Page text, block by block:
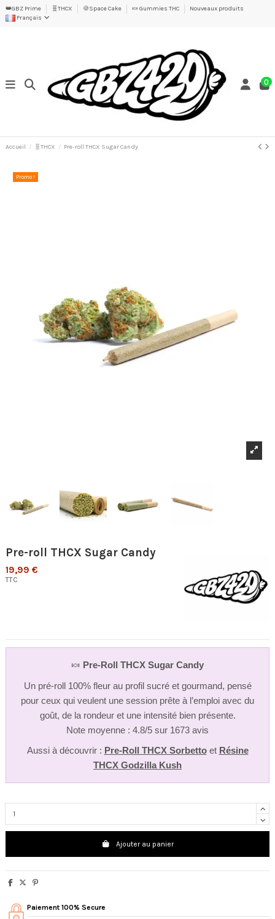
👑GBZ Prime 🧬THCX 🍪Space Cake 🍬 Gummies THC
Nouveaux produits
Français
0
Accueil 🧬THCX Pre-roll THCX Sugar Candy
Promo !
Pre-roll THCX Sugar Candy
19,99 €
TTC
🍬 Pre-Roll THCX Sugar Candy
Un pré-roll 100% fleur au profil sucré et gourmand, pensé
pour ceux qui veulent une session prête à l’emploi avec du
goût, de la rondeur et une intensité bien présente.
Note moyenne : 4.8/5 sur 1673 avis
Aussi à découvrir : Pre-Roll THCX Sorbettoet Résine
THCX Godzilla Kush
Ajouter au panier
Paiement 100% Secure